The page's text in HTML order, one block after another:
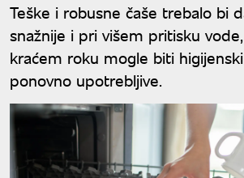
Teške i robusne čaše trebalo bi
snažnije i pri višem pritisku
kraćem roku mogle biti
ponovno upotrebljive.